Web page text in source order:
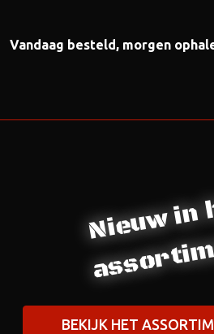
Vandaag besteld, morgen
Nieuw in
BEKIJK HET